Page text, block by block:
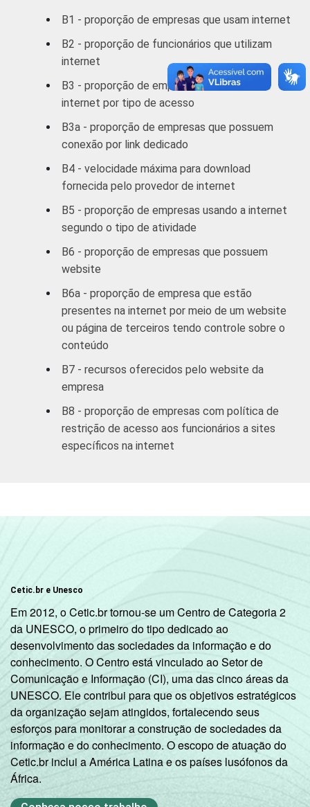
alimentação
imobiliárias;
Atividades
profissionais,
científicas e
técnicas;
administrativas
e
serviços
complementares
Informação e
Artes, cultura,
esporte
e recreação;
serviços
99 -
1Base ponderada: 5.000 empresas com 10 ou
mais funcionários, que constituem os
seguintes segmentos da CNAE 2.0: seção C,
B1 - proporção de empresas que usam internet
B2 - proporção de funcionários que utilizam
internet
B3 - proporção de empresas com acesso à
internet por tipo de acesso
B3a - proporção de empresas que possuem
conexão por link dedicado
B4 - velocidade máxima para download
fornecida pelo provedor de internet
B5 - proporção de empresas usando a internet
segundo o tipo de atividade
B6 - proporção de empresas que possuem
website
B6a - proporção de empresa que estão
presentes na internet por meio de um website
ou página de terceiros tendo controle sobre o
conteúdo
B7 - recursos oferecidos pelo website da
empresa
B8 - proporção de empresas com política de
restrição de acesso aos funcionários a sites
específicos na internet
Cetic.br e Unesco
Em 2012, o Cetic.br tornou-se um Centro de Categoria 2
da UNESCO, o primeiro do tipo dedicado ao
desenvolvimento das sociedades da informação e do
conhecimento. O Centro está vinculado ao Setor de
Comunicação e Informação (CI), uma das cinco áreas da
UNESCO. Ele contribui para que os objetivos estratégicos
da organização sejam atingidos, fortalecendo seus
esforços para monitorar a construção de sociedades da
informação e do conhecimento. O escopo de atuação do
Cetic.br inclui a América Latina e os países lusófonos da
África.